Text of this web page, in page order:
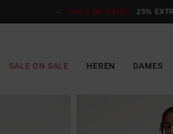
SALE ON SALE*: 25%
SALE ON SALE HEREN DAMES